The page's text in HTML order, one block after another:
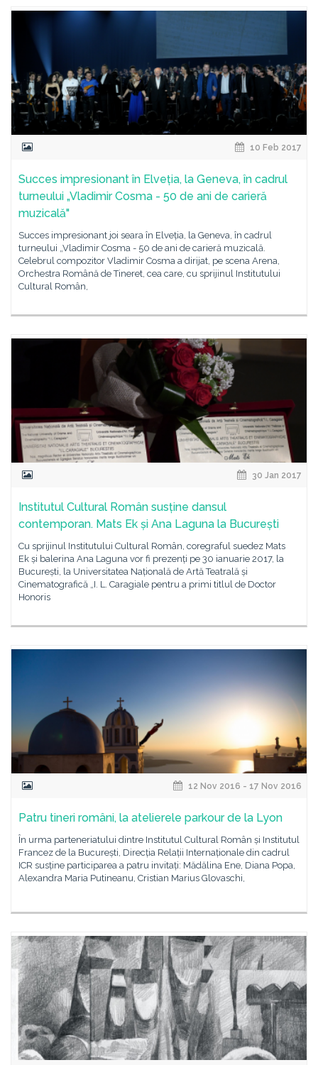
10 Feb 2017
Succes impresionant în Elveția, la Geneva, în cadrul
turneului „Vladimir Cosma - 50 de ani de carieră
muzicală"
Succes impresionant joi seara în Elveția, la Geneva, în cadrul
turneului „Vladimir Cosma - 50 de ani de carieră muzicală.
Celebrul compozitor Vladimir Cosma a dirijat, pe scena Arena,
Orchestra Română de Tineret, cea care, cu sprijinul Institutului
Cultural Român,
30 Jan 2017
Institutul Cultural Român susține dansul
contemporan. Mats Ek și Ana Laguna la București
Cu sprijinul Institutului Cultural Român, coregraful suedez Mats
Ek și balerina Ana Laguna vor fi prezenți pe 30 ianuarie 2017, la
București, la Universitatea Națională de Artă Teatrală și
Cinematografică „I. L. Caragiale pentru a primi titlul de Doctor
Honoris
12 Nov 2016 - 17 Nov 2016
Patru tineri români, la atelierele parkour de la Lyon
În urma parteneriatului dintre Institutul Cultural Român și Institutul
Francez de la București, Direcția Relații Internaționale din cadrul
ICR susține participarea a patru invitați: Mădălina Ene, Diana Popa,
Alexandra Maria Putineanu, Cristian Marius Glovaschi,